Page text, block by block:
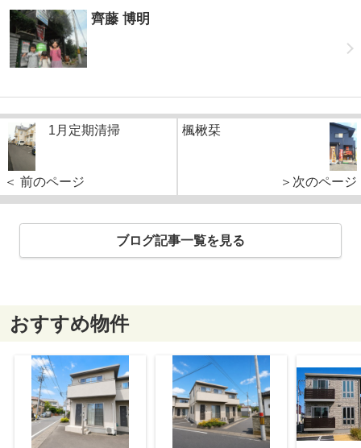
齊藤 博明
1月定期清掃
＜ 前のページ
楓楸栞
＞次のページ
ブログ記事一覧を見る
おすすめ物件